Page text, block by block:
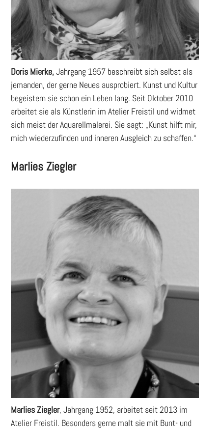
Doris Mierke,Jahrgang 1957 beschreibt sich selbst als
jemanden, der gerne Neues ausprobiert. Kunst und Kultur
begeistern sie schon ein Leben lang. Seit Oktober 2010
arbeitet sie als Künstlerin im Atelier Freistil und widmet
sich meist der Aquarellmalerei. Sie sagt: „Kunst hilft mir,
mich wiederzufinden und inneren Ausgleich zu schaffen.“
Marlies Ziegler
Marlies Ziegler, Jahrgang 1952, arbeitet seit 2013 im
Atelier Freistil. Besonders gerne malt sie mit Bunt- und